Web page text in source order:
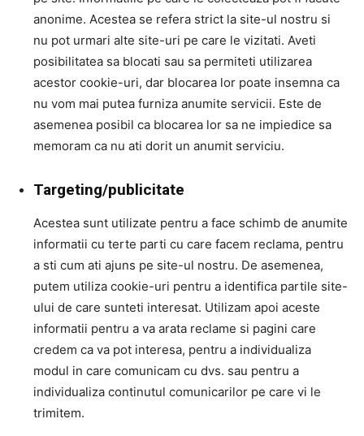
anonime. Acestea se refera strict la site-ul nostru si
nu pot urmari alte site-uri pe care le vizitati. Aveti
posibilitatea sa blocati sau sa permiteti utilizarea
acestor cookie-uri, dar blocarea lor poate insemna ca
nu vom mai putea furniza anumite servicii. Este de
asemenea posibil ca blocarea lor sa ne impiedice sa
memoram ca nu ati dorit un anumit serviciu.
Targeting/publicitate
Acestea sunt utilizate pentru a face schimb de anumite
informatii cu terte parti cu care facem reclama, pentru
a sti cum ati ajuns pe site-ul nostru. De asemenea,
putem utiliza cookie-uri pentru a identifica partile site-
ului de care sunteti interesat. Utilizam apoi aceste
informatii pentru a va arata reclame si pagini care
credem ca va pot interesa, pentru a individualiza
modul in care comunicam cu dvs. sau pentru a
individualiza continutul comunicarilor pe care vi le
trimitem.